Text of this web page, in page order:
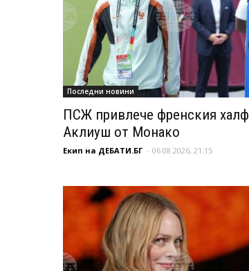
Последни новини
ПСЖ привлече френския халф
Аклиуш от Монако
Екип на ДЕБАТИ.БГ - 06.08.2026, 21:15